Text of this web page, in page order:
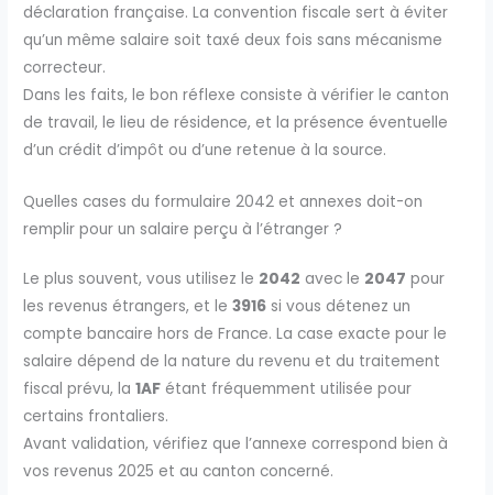
déclaration française. La convention fiscale sert à éviter
qu’un même salaire soit taxé deux fois sans mécanisme
correcteur.
Dans les faits, le bon réflexe consiste à vérifier le canton
de travail, le lieu de résidence, et la présence éventuelle
d’un crédit d’impôt ou d’une retenue à la source.
Quelles cases du formulaire 2042 et annexes doit-on
remplir pour un salaire perçu à l’étranger ?
Le plus souvent, vous utilisez le 2042 avec le 2047 pour
les revenus étrangers, et le3916 si vous détenez un
compte bancaire hors de France. La case exacte pour le
salaire dépend de la nature du revenu et du traitement
fiscal prévu, la1AF étant fréquemment utilisée pour
certains frontaliers.
Avant validation, vérifiez que l’annexe correspond bien à
vos revenus 2025 et au canton concerné.